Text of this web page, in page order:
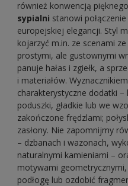
również konwencją
sypialni stanowi
europejskiej elegancji. Styl
kojarzyć m.in. ze scenami ze
prostymi, ale gustownymi
panuje hałas i zgiełk, a
i materiałów.
charakterystyczne dodatki
poduszki, gładkie lub we
zakończone frędzlami;
zasłony. Nie zapomnijmy
– dzbanach i wazonach,
naturalnymi kamieniami –
motywami
podłogę lub ozdobić